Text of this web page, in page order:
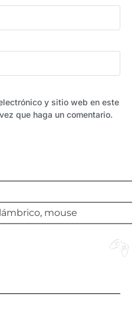
y sitio web en este
que haga un comentario.
, mouse